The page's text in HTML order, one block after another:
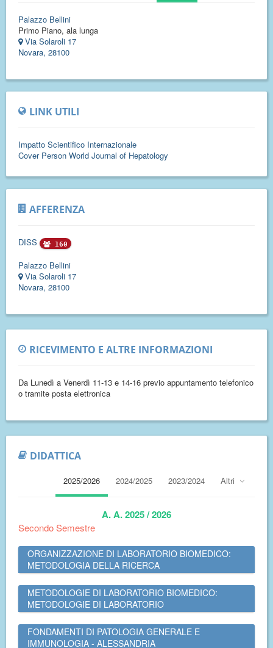
Palazzo Bellini
Primo Piano, ala lunga
Via Solaroli 17
Novara, 28100
LINK UTILI
Impatto Scientifico Internazionale
Cover Person World Journal of Hepatology
AFFERENZA
DISS 160
Palazzo Bellini
Via Solaroli 17
Novara, 28100
RICEVIMENTO E ALTRE INFORMAZIONI
Da Lunedì a Venerdì 11-13 e 14-16 previo appuntamento telefonico
o tramite posta elettronica
DIDATTICA
2025/2026 2024/2025 2023/2024 Altri
A. A. 2025 / 2026
Secondo Semestre
ORGANIZZAZIONE DI LABORATORIO BIOMEDICO:
METODOLOGIA DELLA RICERCA
METODOLOGIE DI LABORATORIO BIOMEDICO:
METODOLOGIE DI LABORATORIO
FONDAMENTI DI PATOLOGIA GENERALE E
IMMUNOLOGIA - ALESSANDRIA